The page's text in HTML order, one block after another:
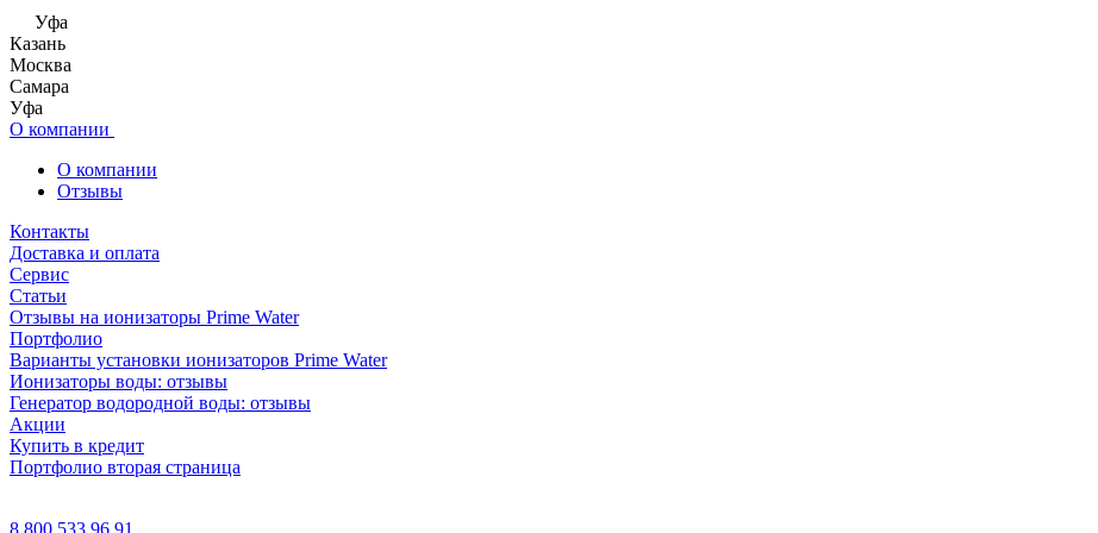
Уфа
Казань
Москва
Самара
Уфа
О компании
О компании
Отзывы
Контакты
Доставка и оплата
Сервис
Статьи
Отзывы на ионизаторы Prime Water
Портфолио
Варианты установки ионизаторов Prime Water
Ионизаторы воды: отзывы
Генератор водородной воды: отзывы
Акции
Купить в кредит
Портфолио вторая страница
8 800 533 96 91